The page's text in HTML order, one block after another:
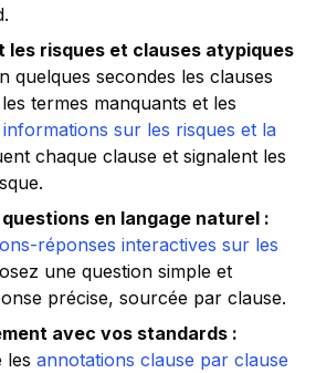
les risques et clauses atypiques
quelques secondes les clauses
termes manquants et les
informations sur les risques et la
chaque clause et signalent les
en langage naturel :
réponses interactives sur les
une question simple et
précise, sourcée par clause.
avec vos standards :
les annotations clause par clause